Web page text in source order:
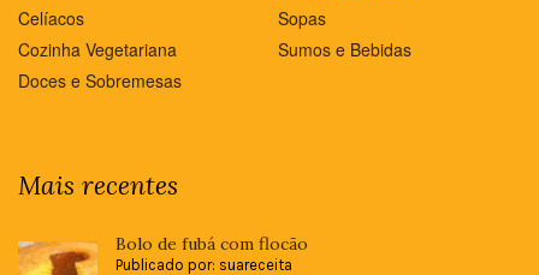
Celíacos
Cozinha Vegetariana
Doces e Sobremesas
Sopas
Sumos e Bebidas
Mais recentes
Bolo de fubá com flocão
Publicado por: suareceita